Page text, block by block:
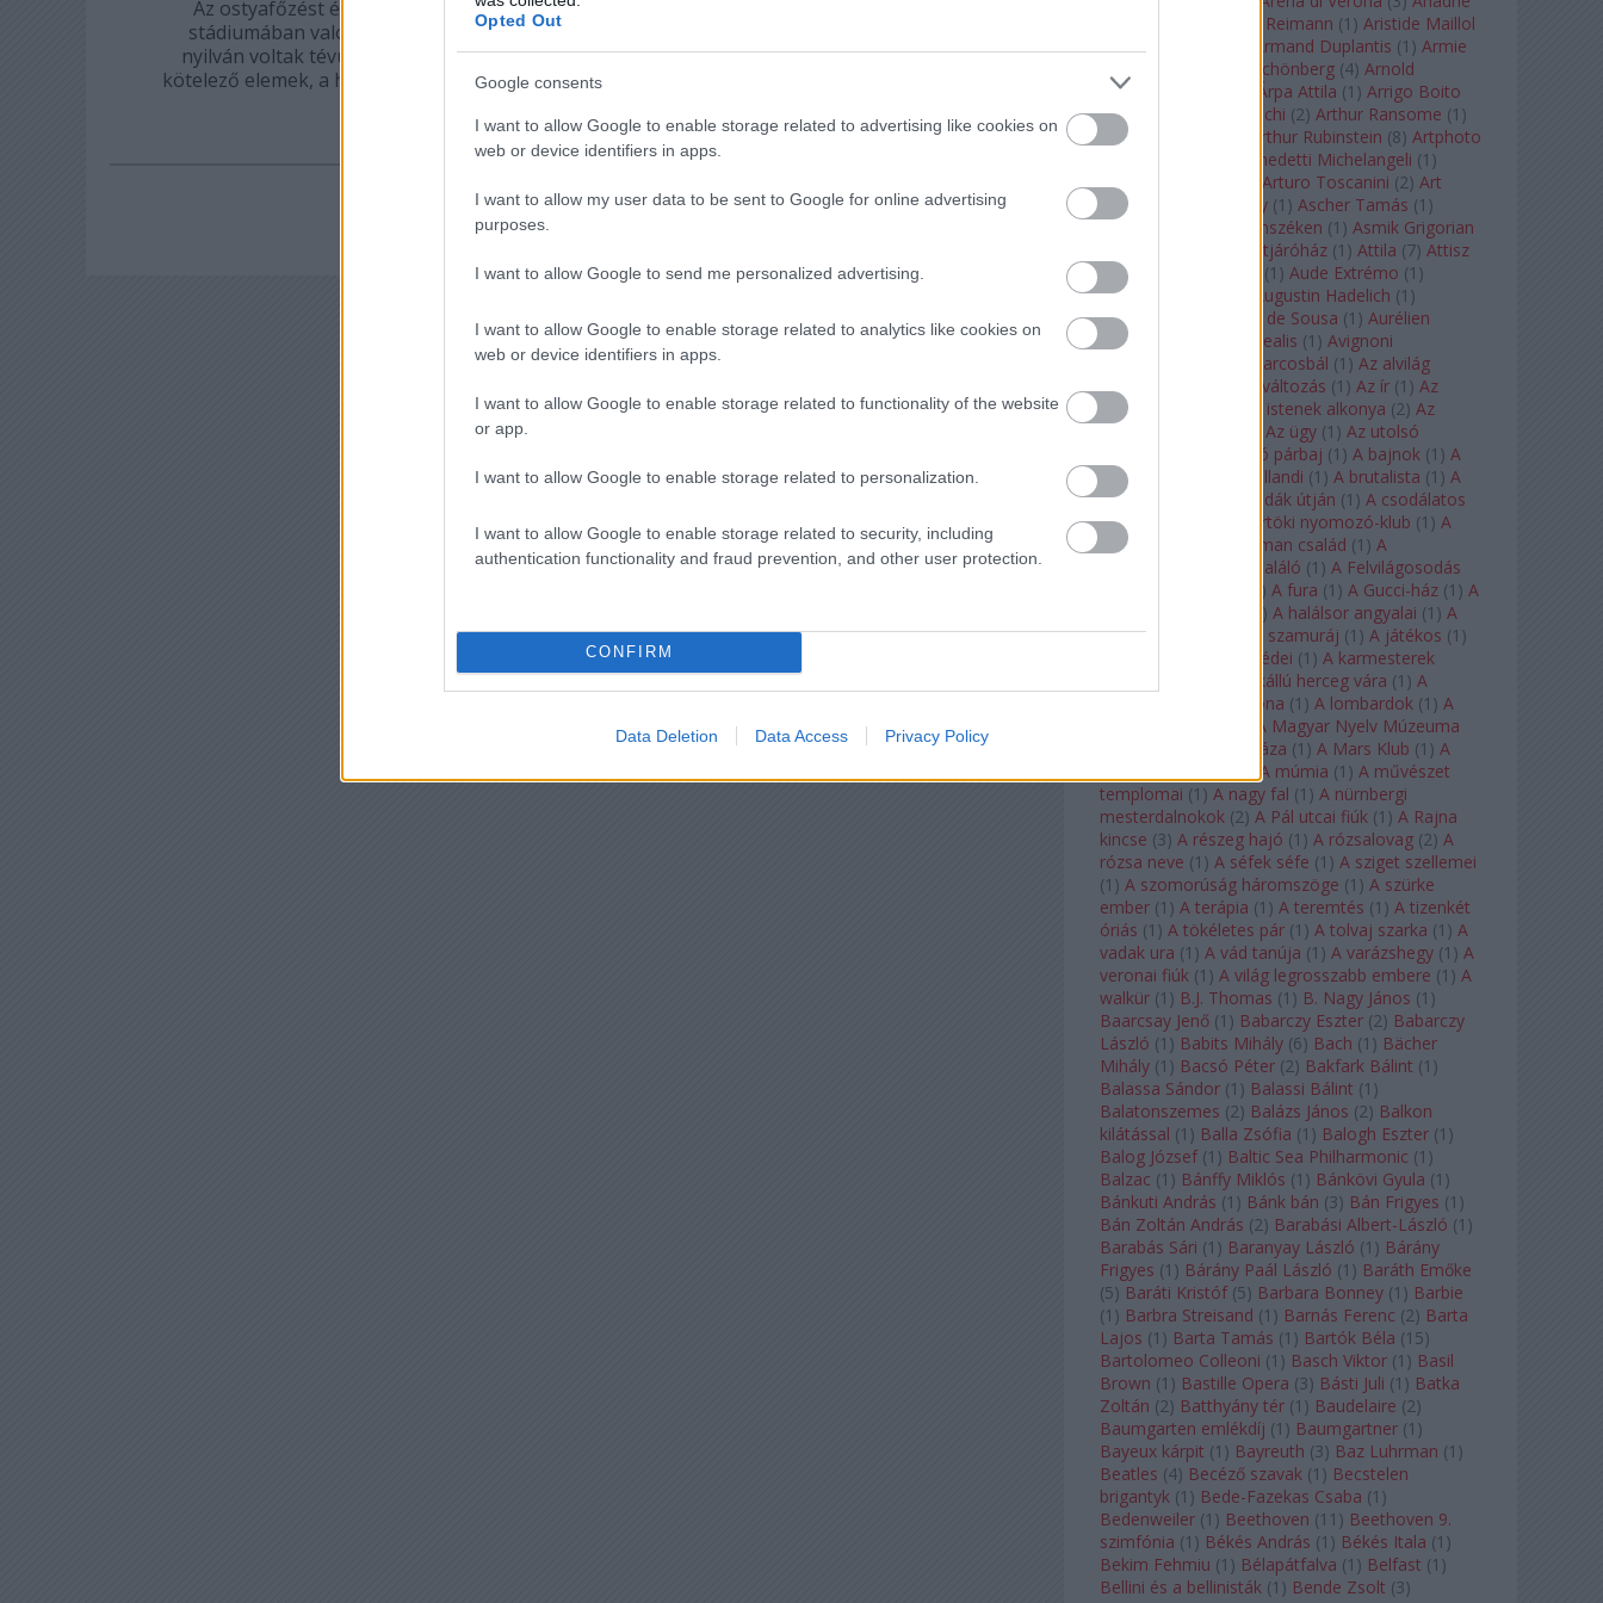
Opted Out
Google consents
I want to allow Google to enable storage related to advertising like cookies on
web or device identifiers in apps.
I want to allow my user data to be sent to Google for online advertising
purposes.
I want to allow Google to send me personalized advertising.
I want to allow Google to enable storage related to analytics like cookies on
web or device identifiers in apps.
I want to allow Google to enable storage related to functionality of the website
or app.
I want to allow Google to enable storage related to personalization.
I want to allow Google to enable storage related to security, including
authentication functionality and fraud prevention, and other user protection.
CONFIRM
Data Deletion Data Access Privacy Policy
Az ostyafőzést én sem értem, de lehet, hogy nem is kell érteni, a vérvádak kezdeti
stádiumában valószínűleg még nem ment minden olyan olajozottan, rutinszerűen,
nyilván voltak tévutak, elvetett ötletek, és csak a későbbi századokban alakultak ki a
kötelező elemek, a húsvét közeledtéből, ártatlan gyermekből és villogó szemű sakterból
Válasz erre
Aribert Reimann (1 ) Aristide Maillol
(3) Arleen Auger Armand Duplantis (1 ) Armie
Arnold Schönberg (4) Arnold
Schwarzenegger
Árpa Attila (1 ) Arrigo Boito
(2) Artemisia Gentileschi (2) Arthur Ransome (1 )
Arthur Rimbaud
Arthur Rubinstein (8) Artphoto
Arturo Benedetti Michelangeli (1 )
Arturo Di Modica
Arturo Toscanini (2) Art
Garfunkel
Art Shay (1 ) Ascher Tamás (1 )
Ascher Tamás Háromszéken (1 ) Asmik Grigorian
Átjáróház (1 ) Attila (7) Attisz
Aubrey Beardsley (1 ) Aude Extrémo (1 )
Audrey Hepburn
Augustin Hadelich (1 )
Aurelianus
Aurelia de Sousa (1 ) Aurélien
Pascal
Aurora borealis (1 ) Avignoni
Az álarcosbál (1 ) Az alvilág
professzora
Az átváltozás (1 ) Az ír (1 ) Az
isenheimi oltár
Az istenek alkonya (2) Az
olvasás éjszakája
Az ügy (1 ) Az utolsó
Az utolsó párbaj (1 ) A bajnok (1 ) A
bálna
A bolygó hollandi (1 ) A brutalista (1 ) A
Chorus Line
A csodák útján (1 ) A csodálatos
mandarin
A csütörtöki nyomozó-klub (1 ) A
doktor úr
A Fabelman család (1 ) A
A feltaláló (1 ) A Felvilágosodás
) A fura (1 ) A Gucci-ház (1 ) A
) A halálsor angyalai (1 ) A
halott város
A hét szamuráj (1 ) A játékos (1 )
A karmeliták párbeszédei (1 ) A karmesterek
A kékszakállú herceg vára (1 ) A
A korona (1 ) A lombardok (1 ) A
A Magyar Nyelv Múzeuma
A Magyar Zene Háza (1 ) A Mars Klub (1 ) A
A múmia (1 ) A művészet
templomai (1 ) A nagy fal (1 ) A nürnbergi
mesterdalnokok (2) A Pál utcai fiúk (1 ) A Rajna
kincse (3) A részeg hajó (1 ) A rózsalovag (2) A
rózsa neve (1 ) A séfek séfe (1 ) A sziget szellemei
(1 ) A szomorúság háromszöge (1 ) A szürke
ember (1 ) A terápia (1 ) A teremtés (1 ) A tizenkét
óriás (1 ) A tökéletes pár (1 ) A tolvaj szarka (1 ) A
vadak ura (1 ) A vád tanúja (1 ) A varázshegy (1 ) A
veronai fiúk (1 ) A világ legrosszabb embere (1 ) A
walkür (1 ) B.J. Thomas (1 ) B. Nagy János (1 )
Baarcsay Jenő (1 ) Babarczy Eszter (2) Babarczy
László (1 ) Babits Mihály (6) Bach (1 ) Bächer
Mihály (1 ) Bacsó Péter (2) Bakfark Bálint (1 )
Balassa Sándor (1 ) Balassi Bálint (1 )
Balatonszemes (2) Balázs János (2) Balkon
kilátással (1 ) Balla Zsófia (1 ) Balogh Eszter (1 )
Balog József (1 ) Baltic Sea Philharmonic (1 )
Balzac (1 ) Bánffy Miklós (1 ) Bánkövi Gyula (1 )
Bánkuti András (1 ) Bánk bán (3) Bán Frigyes (1 )
Bán Zoltán András (2) Barabási Albert-László (1 )
Barabás Sári (1 ) Baranyay László (1 ) Bárány
Frigyes (1 ) Bárány Paál László (1 ) Baráth Emőke
(5) Baráti Kristóf (5) Barbara Bonney (1 ) Barbie
(1 ) Barbra Streisand (1 ) Barnás Ferenc (2) Barta
Lajos (1 ) Barta Tamás (1 ) Bartók Béla (15)
Bartolomeo Colleoni (1 ) Basch Viktor (1 ) Basil
Brown (1 ) Bastille Opera (3) Básti Juli (1 ) Batka
Zoltán (2) Batthyány tér (1 ) Baudelaire (2)
Baumgarten emlékdíj (1 ) Baumgartner (1 )
Bayeux kárpit (1 ) Bayreuth (3) Baz Luhrman (1 )
Beatles (4) Becéző szavak (1 ) Becstelen
brigantyk (1 ) Bede-Fazekas Csaba (1 )
Bedenweiler (1 ) Beethoven (11 ) Beethoven 9.
szimfónia (1 ) Békés András (1 ) Békés Itala (1 )
Bekim Fehmiu (1 ) Bélapátfalva (1 ) Belfast (1 )
Bellini és a bellinisták (1 ) Bende Zsolt (3)